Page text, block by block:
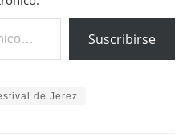
Suscribirse
de Jerez